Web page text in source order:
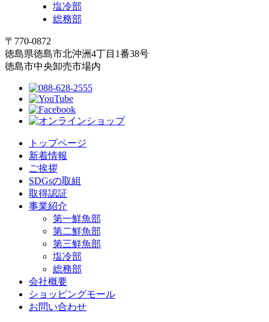
塩冷部
総務部
〒770-0872
徳島県徳島市北沖洲4丁目1番38号
徳島市中央卸売市場内
トップページ
新着情報
ご挨拶
SDGsの取組
取得認証
事業紹介
第一鮮魚部
第二鮮魚部
第三鮮魚部
塩冷部
総務部
会社概要
ショッピングモール
お問い合わせ